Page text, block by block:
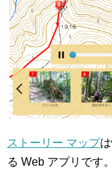
ストーリー マップ
る Web アプリです